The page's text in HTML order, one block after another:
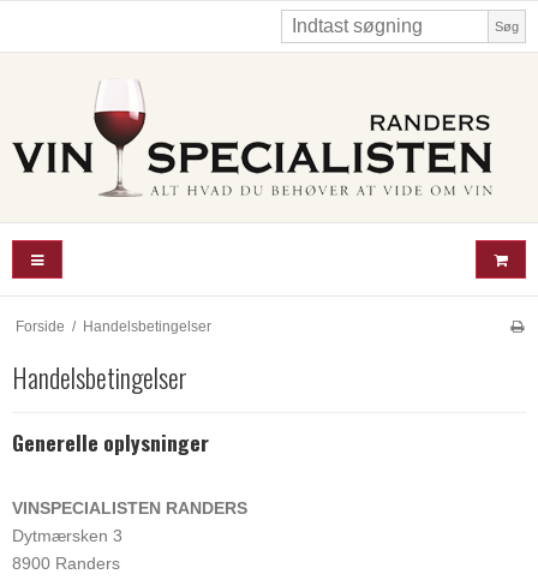
Søg
Forside / Handelsbetingelser
Handelsbetingelser
Generelle oplysninger
VINSPECIALISTEN RANDERS
Dytmærsken 3
8900 Randers